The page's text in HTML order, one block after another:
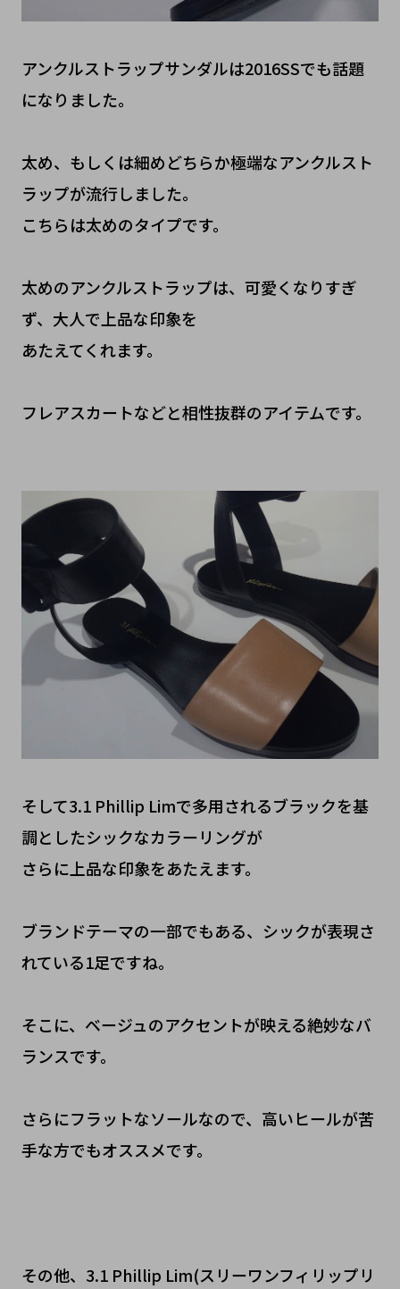
アンクルストラップサンダルは2016SSでも話題
になりました。
太め、もしくは細めどちらか極端なアンクルスト
ラップが流行しました。
こちらは太めのタイプです。
太めのアンクルストラップは、可愛くなりすぎ
ず、大人で上品な印象を
あたえてくれます。
フレアスカートなどと相性抜群のアイテムです。
そして3.1 Phillip Limで多用されるブラックを基
調としたシックなカラーリングが
さらに上品な印象をあたえます。
ブランドテーマの一部でもある、シックが表現さ
れている1足ですね。
そこに、ベージュのアクセントが映える絶妙なバ
ランスです。
さらにフラットなソールなので、高いヒールが苦
手な方でもオススメです。
その他、3.1 Phillip Lim(スリーワンフィリップリ